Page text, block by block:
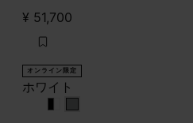
¥ 51,700
オンライン限定
ホワイト
ホワイト
ホワイト
ホワイト